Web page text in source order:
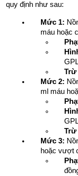
quy định như sau:
Mức 1:
máu hoặc
Trừ
Mức 2:
ml máu
Trừ
Mức 3:
hoặc vượt